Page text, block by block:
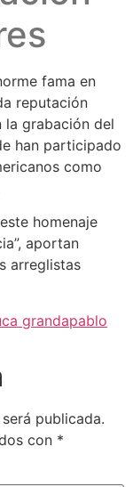
fama en
reputación
la grabación del
han participado
como
homenaje
aportan
arreglistas
grandapablo
publicada.
con *